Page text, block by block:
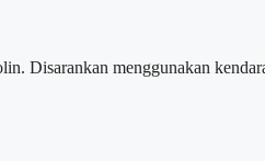
Disarankan menggunakan